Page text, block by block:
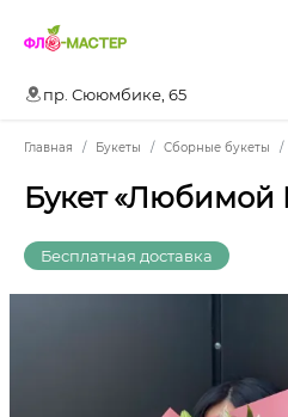
пр. Сююмбике, 65
Главная Букеты Сборные букеты
Букет «Любимой
Бесплатная доставка